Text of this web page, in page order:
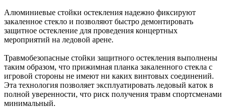
Алюминиевые стойки остекления надежно фиксируют
закаленное стекло и позволяют быстро демонтировать
защитное остекление для проведения концертных
мероприятий на ледовой арене.
Травмобезопасные стойки защитного остекления выполнены
таким образом, что прижимная планка закаленного стекла с
игровой стороны не имеют ни каких винтовых соединений.
Эта технология позволяет эксплуатировать ледовый каток в
полной уверенности, что риск получения травм спортсменами
минимальный.